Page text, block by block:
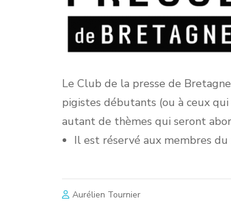
Le Club de la presse de
pigistes débutants (ou à ceux
autant de thèmes qui seront
Il est réservé aux membres du
Aurélien Tournier